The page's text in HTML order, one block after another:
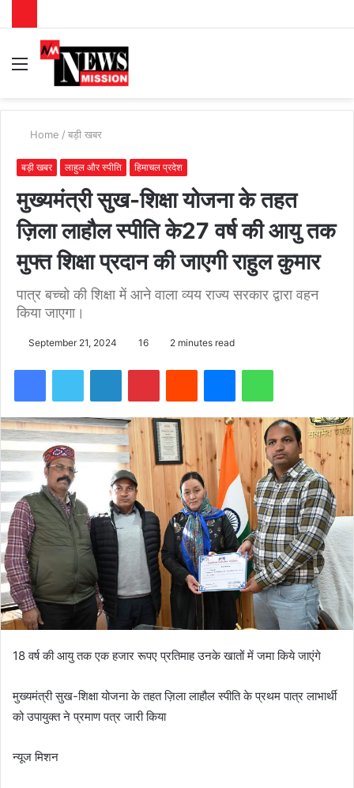
Menu
Home / बड़ी खबर
बड़ी खबर लाहुल और स्पीति हिमाचल प्रदेश
मुख्यमंत्री सुख-शिक्षा योजना के तहत
ज़िला लाहौल स्पीति के27 वर्ष की आयु तक
मुफ्त शिक्षा प्रदान की जाएगी राहुल कुमार
पात्र बच्चो की शिक्षा में आने वाला व्यय राज्य सरकार द्वारा वहन
किया जाएगा।
September 21, 2024 16 2 minutes read
18 वर्ष की आयु तक एक हजार रूपए प्रतिमाह उनके खातों में जमा किये जाएंगे
मुख्यमंत्री सुख-शिक्षा योजना के तहत ज़िला लाहौल स्पीति के प्रथम पात्र लाभार्थी
को उपायुक्त ने प्रमाण पत्र जारी किया
न्यूज मिशन